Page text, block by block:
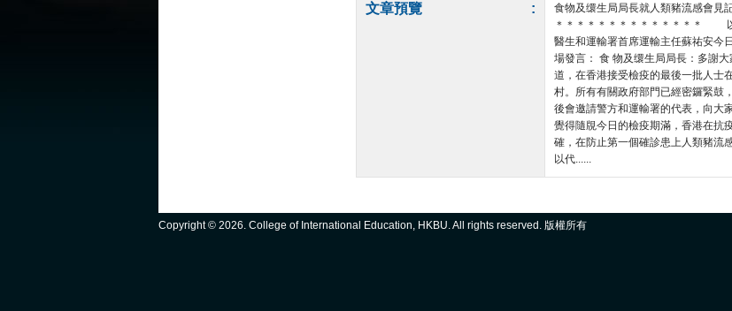
文章預覽 :
食物及缳生局局長就人類豬流感會見
＊＊＊＊＊＊＊＊＊＊＊＊＊＊ 以
醫生和運輸署首席運輸主任蘇祐安今
場發言： 食 物及缳生局局長：多謝
道，在香港接受檢疫的最後一批人士
村。所有有關政府部門已經密鑼緊鼓
後會邀請警方和運輸署的代表，向
覺得隨覑今日的檢疫期滿，香港在抗
確，在防止第一個確診患上人類豬流
以代......
Copyright © 2026. College of International Education, HKBU. All rights reserved. 版權所有